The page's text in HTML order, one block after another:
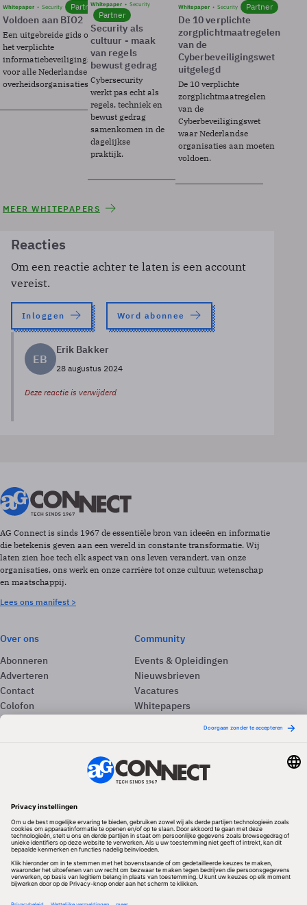
Whitepaper Security Partner
Voldoen aan BIO2
Een uitgebreide gids over BIO2,
het verplichte
informatiebeveiligingsframework
voor alle Nederlandse
overheidsorganisaties.
Whitepaper Security
Partner
Security als
cultuur - maak
van regels
bewust gedrag
Cybersecurity
werkt pas echt als
regels, techniek en
bewust gedrag
samenkomen in de
dagelijkse
praktijk.
Whitepaper Security Partner
De 10 verplichte
zorgplichtmaatregelen
van de
Cyberbeveiligingswet
uitgelegd
De 10 verplichte
zorgplichtmaatregelen
van de
Cyberbeveiligingswet
waar Nederlandse
organisaties aan moeten
voldoen.
MEER WHITEPAPERS
Reacties
Om een reactie achter te laten is een account
vereist.
Inloggen Word abonnee
EB
Erik Bakker
28 augustus 2024
Deze reactie is verwijderd
AG Connect is sinds 1967 de essentiële bron van ideeën en informatie
die betekenis geven aan een wereld in constante transformatie. Wij
laten zien hoe tech elk aspect van ons leven verandert, van onze
organisaties, ons werk en onze carrière tot onze cultuur, wetenschap
en maatschappij.
Lees ons manifest >
Over ons
Abonneren
Adverteren
Contact
Colofon
Onze app
Community
Events & Opleidingen
Nieuwsbrieven
Vacatures
Whitepapers
Redactionele partner